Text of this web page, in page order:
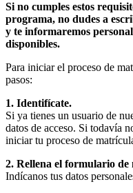
Si no cumples estos
programa, no dudes a
y te informaremos
disponibles.
Para iniciar el proceso de
pasos:
1. Identifícate.
Si ya tienes un usuario de
datos de acceso. Si todavía
iniciar tu proceso de
2. Rellena el formulario de
Indícanos tus datos